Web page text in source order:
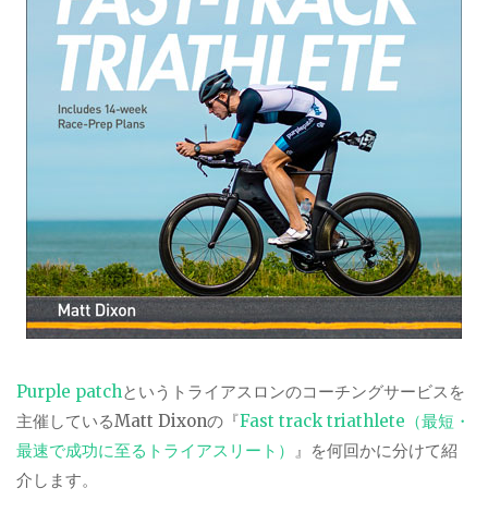
Purple patchというトライアスロンのコーチングサービスを
主催しているMatt Dixonの『Fast track triathlete （最短・
最速で成功に至るトライアスリート） 』を何回かに分けて紹
介します。